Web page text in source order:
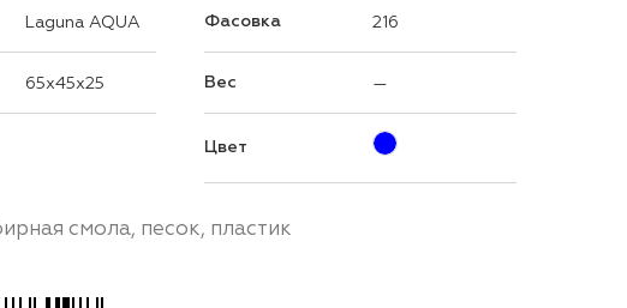
Laguna AQUA
65x45x25
Фасовка 216
Вес —
Цвет
смола, песок, пластик